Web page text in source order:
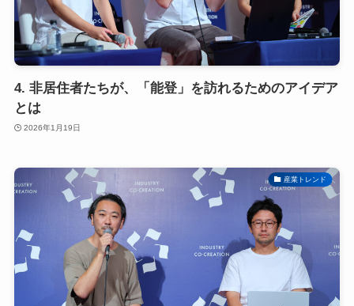
4. 非居住者たちが、「能登」を訪れるためのアイデア
とは
2026年1月19日
産業トレンド